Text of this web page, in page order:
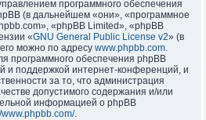
программного обеспечения
(в дальнейшем «они», «программное
«phpBB Limited», «phpBB
«GNU General Public License v2» (в
можно по адресу www.phpbb.com.
программного обеспечения phpBB
и поддержкой интернет-конференций, и
за то, что администрация
допустимого содержания и/или
информацией о phpBB
www.phpbb.com/.